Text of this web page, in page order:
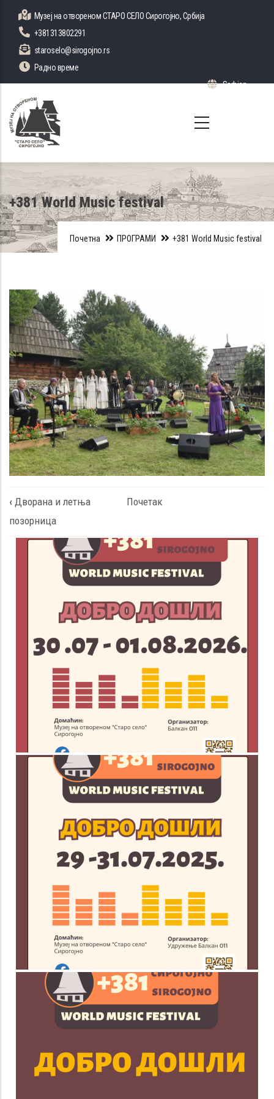
main
content
Музеј на отвореном СТАРО СЕЛО Сирогојно, Србија
+381313802291
staroselo@sirogojno.rs
Радно време
Serbian
List
+381 World Music festival
Почетна ПРОГРАМИ +381 World Music festival
Book
traversal
links
Music
festival
‹ Дворана и летња
позорница
Почетак
VII Фестивал
+381 Сирогојно
ШЕСТИ ФЕСТИВАЛ
СВЕТСКЕ МУЗИКЕ
+381 СИРОГОЈНО
V +381 World Music
festival Sirogojno